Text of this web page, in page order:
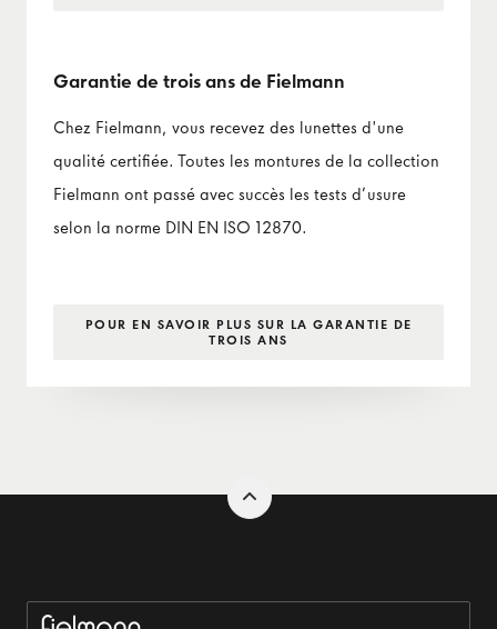
Garantie de trois ans de Fielmann
Chez Fielmann, vous recevez des lunettes d'une
qualité certifiée. Toutes les montures de la collection
Fielmann ont passé avec succès les tests d’usure
selon la norme DIN EN ISO 12870.
POUR EN SAVOIR PLUS SUR LA GARANTIE DE
TROIS ANS